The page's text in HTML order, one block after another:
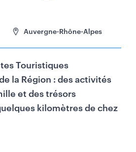
Auvergne-Rhône-Alpes
Touristiques
la Région : des activités
et des trésors
kilomètres de chez